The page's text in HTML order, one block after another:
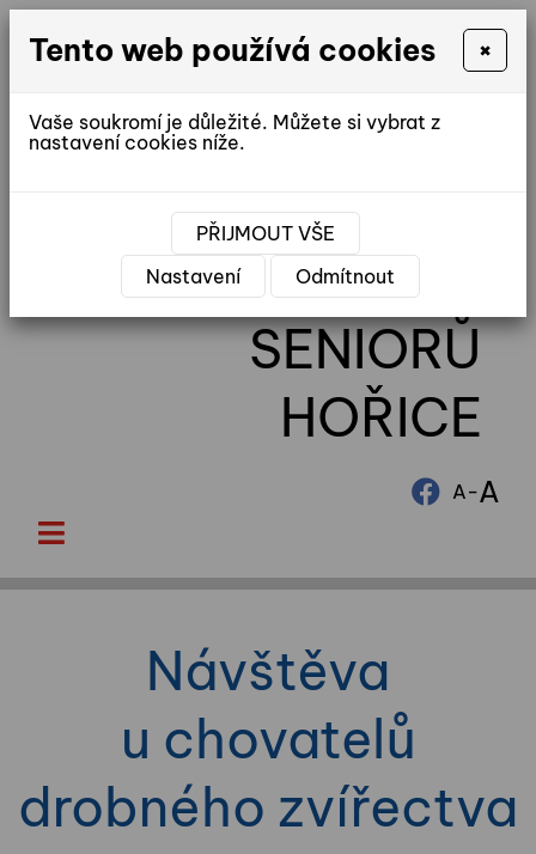
reditel@ddhorice.cz
DOMOV
SENIORŮ
HOŘICE
A-A
Návštěva
u chovatelů
drobného zvířectva
Tento web používá cookies ×
Vaše soukromí je důležité. Můžete si vybrat z
nastavení cookies níže.
PŘIJMOUT VŠE
Nastavení
Odmítnout